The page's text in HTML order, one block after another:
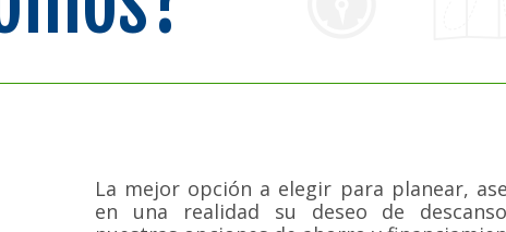
La mejor opción a elegir para planear,
en una realidad su deseo de